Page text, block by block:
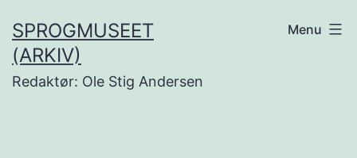
til
indhold
SPROGMUSEET
(ARKIV)
Redaktør: Ole Stig Andersen
Menu